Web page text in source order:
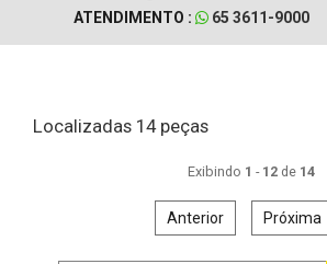
ATENDIMENTO :
65 3611-9000
Localizadas 14 peças
Exibindo 1 - 12 de 14
Anterior Próxima